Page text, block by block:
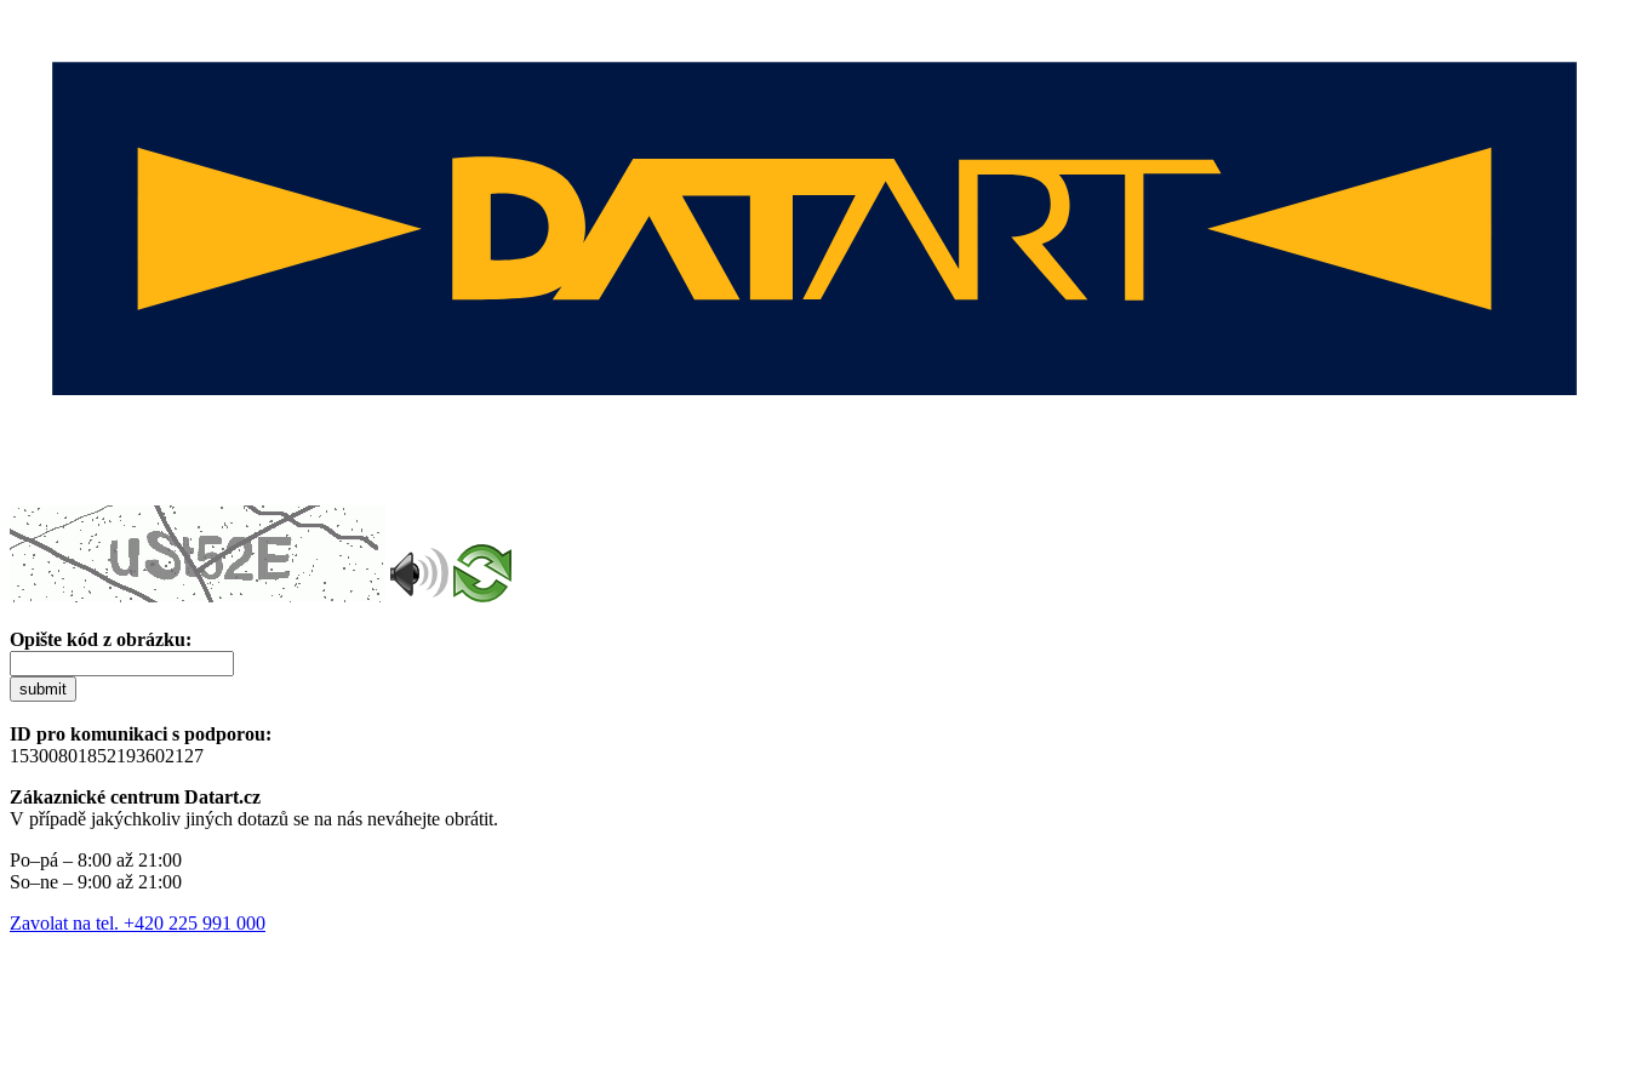
Opište kód z obrázku:
submit
ID pro komunikaci s podporou:
15300801852193602127
Zákaznické centrum Datart.cz
V případě jakýchkoliv jiných dotazů se na nás neváhejte obrátit.
Po–pá – 8:00 až 21:00
So–ne – 9:00 až 21:00
Zavolat na tel. +420 225 991 000